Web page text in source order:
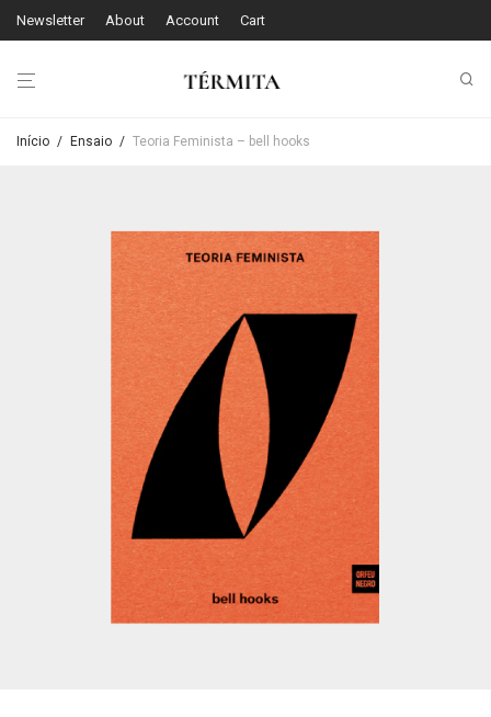
Newsletter About Account Cart
Início / Ensaio / Teoria Feminista – bell hooks